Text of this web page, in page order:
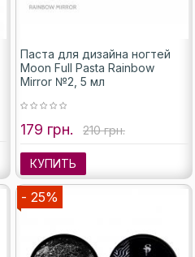
Паста для дизайна ногтей
Moon Full Pasta Rainbow
Mirror №2, 5 мл
179 грн. 210 грн.
КУПИТЬ
- 25%